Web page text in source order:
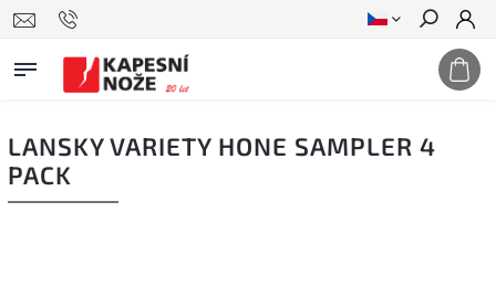
Hledat
LANSKY VARIETY HONE SAMPLER 4
PACK